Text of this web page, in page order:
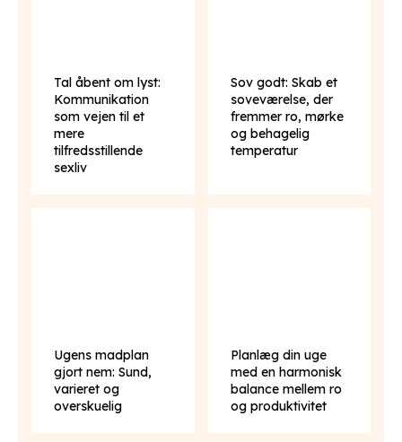
Tal åbent om lyst:
Kommunikation
som vejen til et
mere
tilfredsstillende
sexliv
Sov godt: Skab et
soveværelse, der
fremmer ro, mørke
og behagelig
temperatur
Ugens madplan
gjort nem: Sund,
varieret og
overskuelig
Planlæg din uge
med en harmonisk
balance mellem ro
og produktivitet